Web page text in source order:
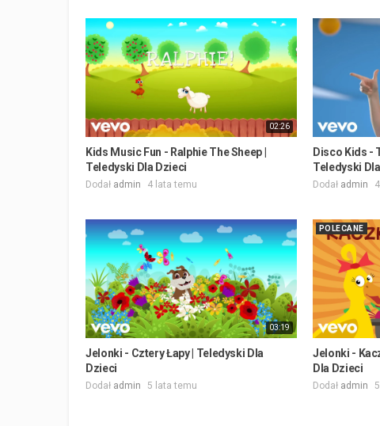
02:26
Kids Music Fun - Ralphie The Sheep |
Teledyski Dla Dzieci
Dodał admin 4 lata temu
Disco Kids -
Teledyski
Dodał admin
03:19
Jelonki - Cztery Łapy | Teledyski Dla
Dzieci
Dodał admin 5 lata temu
POLECANE
Jelonki -
Dla Dzieci
Dodał admin